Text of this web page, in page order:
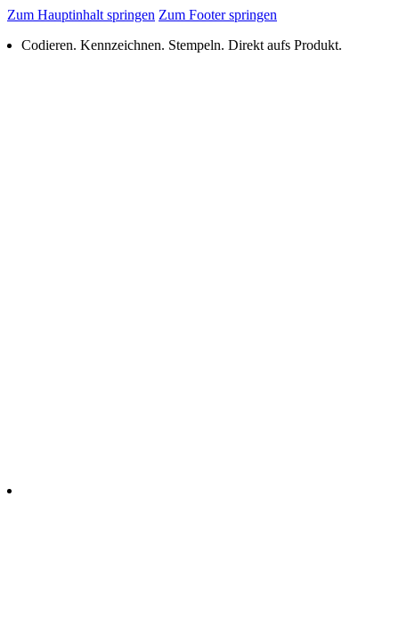
Zum Hauptinhalt springen Zum Footer springen
Codieren. Kennzeichnen. Stempeln. Direkt aufs Produkt.